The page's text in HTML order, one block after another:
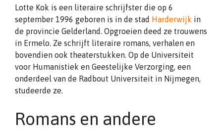
Lotte Kok is een literaire schrijfster die op 6
september 1996 geboren is in de stad Harderwijk in
de provincie Gelderland. Opgroeien deed ze trouwens
in Ermelo. Ze schrijft literaire romans, verhalen en
bovendien ook theaterstukken. Op de Universiteit
voor Humanistiek en Geestelijke Verzorging, een
onderdeel van de Radbout Universiteit in Nijmegen,
studeerde ze.
Romans en andere